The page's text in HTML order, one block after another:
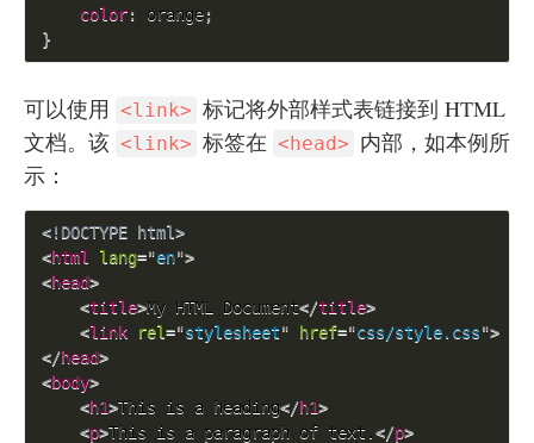
color: orange;
}
可以使用 <link> 标记将外部样式表链接到 HTML
文档。该 <link> 标签在 <head> 内部，如本例所
示：
<!DOCTYPE html>
<html lang="en">
<head>
<title>My HTML Document</title>
<link rel="stylesheet" href="css/style.css">
</head>
<body>
<h1>This is a heading</h1>
<p>This is a paragraph of text.</p>